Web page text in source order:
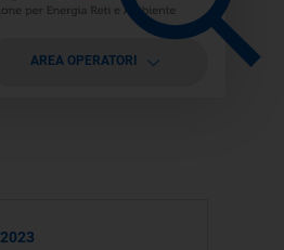
AREA OPERATORI